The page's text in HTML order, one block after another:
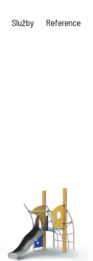
Služby Reference